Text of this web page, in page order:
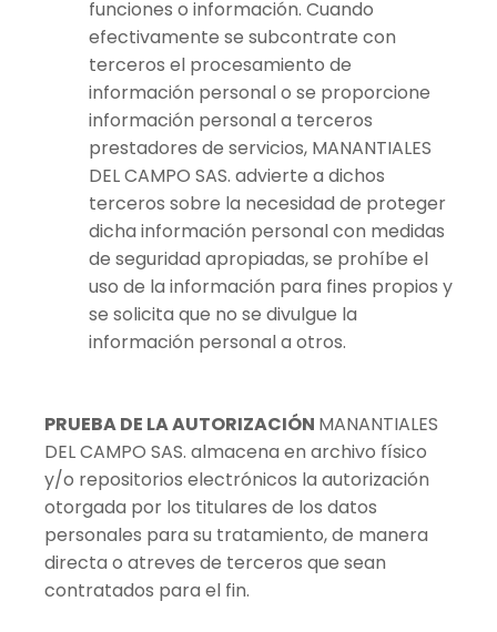
funciones o información. Cuando
efectivamente se subcontrate con
terceros el procesamiento de
información personal o se proporcione
información personal a terceros
prestadores de servicios, MANANTIALES
DEL CAMPO SAS. advierte a dichos
terceros sobre la necesidad de proteger
dicha información personal con medidas
de seguridad apropiadas, se prohíbe el
uso de la información para fines propios y
se solicita que no se divulgue la
información personal a otros.
PRUEBA DE LA AUTORIZACIÓN MANANTIALES
DEL CAMPO SAS. almacena en archivo físico
y/o repositorios electrónicos la autorización
otorgada por los titulares de los datos
personales para su tratamiento, de manera
directa o atreves de terceros que sean
contratados para el fin.